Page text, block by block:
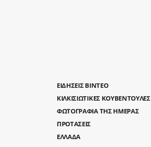
ΕΙΔΗΣΕΙΣ ΒΙΝΤΕΟ
ΚΙΛΚΙΣΙΩΤΙΚΕΣ ΚΟΥΒΕΝΤΟΥΛΕΣ
ΦΩΤΟΓΡΑΦΙΑ ΤΗΣ ΗΜΕΡΑΣ
ΠΡΟΤΑΣΕΙΣ
ΕΛΛΑΔΑ